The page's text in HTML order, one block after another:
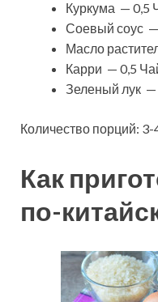
Куркума — 0,5
Соевый соус —
Масло
Карри — 0,5
Зеленый лук
Количество порций: 3-
Как
по-